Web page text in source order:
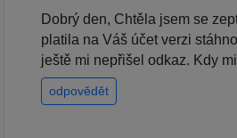
Dobrý den, Chtěla jsem se
platila na Váš účet verzi
ještě mi nepřišel odkaz. Kdy
odpovědět